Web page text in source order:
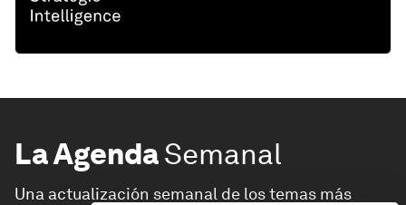
La AgendaSemanal
Una actualización semanal de los temas más